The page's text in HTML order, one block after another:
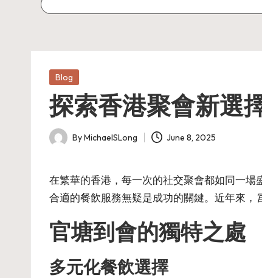
exploring
Posted
Blog
探索香港聚會新選
Posted
ByMichaelSLong June 8, 2025
在繁華的香港，每一次的社交聚會都如同一
合適的餐飲服務無疑是成功的關鍵。近年來，
官塘到會的獨特之處
多元化餐飲選擇